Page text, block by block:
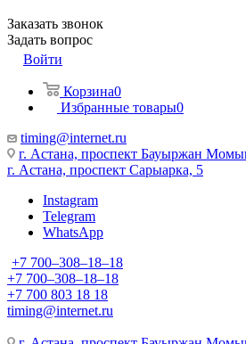
Заказать звонок
Задать вопрос
Войти
Корзина0
Избранные товары0
timing@internet.ru
г. Астана, проспект Бауыржан
г. Астана, проспект Сарыарка, 5
Instagram
Telegram
WhatsApp
+7 700‒308‒18‒18
+7 700‒308‒18‒18
+7 700 803 18 18
timing@internet.ru